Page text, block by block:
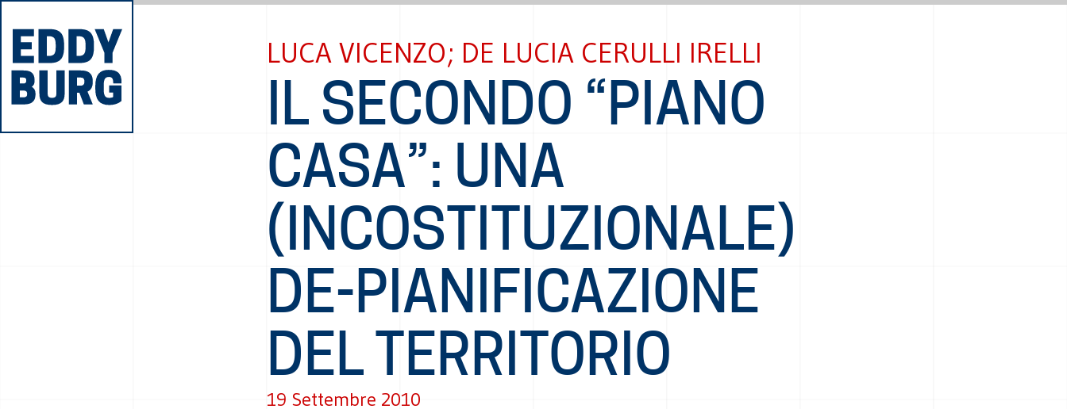
LUCA VICENZO; DE LUCIA CERULLI IRELLI
IL SECONDO “PIANO
CASA”: UNA
(INCOSTITUZIONALE)
DE-PIANIFICAZIONE
DEL TERRITORIO
19 Settembre 2010